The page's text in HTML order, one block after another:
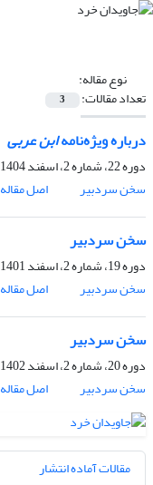
نوع مقاله:
تعداد مقالات: 3
درباره ویژه‌نامهابن عربی
دوره 22، شماره 2، اسفند 1404
سخن سردبیر
اصل مقاله
سخن سردبیر
دوره 19، شماره 2، اسفند 1401، صفحه
سخن سردبیر
اصل مقاله
سخن سردبیر
دوره 20، شماره 2، اسفند 1402
سخن سردبیر
اصل مقاله
مقالات آماده انتشار